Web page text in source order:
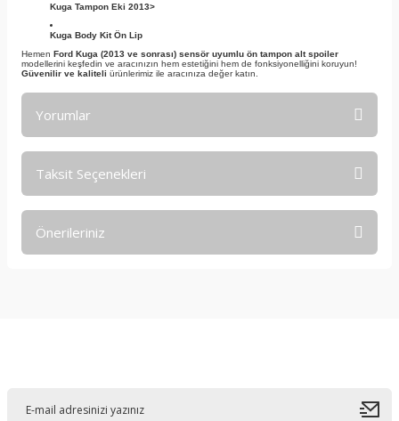
Kuga Tampon Eki 2013>
Kuga Body Kit Ön Lip
Hemen Ford Kuga (2013 ve sonrası) sensör uyumlu ön tampon alt spoiler
modellerini keşfedin ve aracınızın hem estetiğini hem de fonksiyonelliğini koruyun!
Güvenilir ve kaliteli ürünlerimiz ile aracınıza değer katın.
Yorumlar
Taksit Seçenekleri
Önerileriniz